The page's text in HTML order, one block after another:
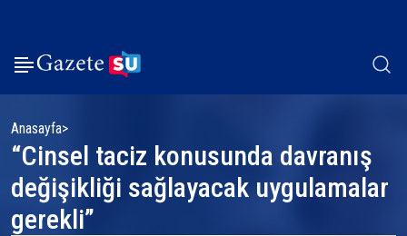
Anasayfa
“Cinsel taciz konusunda davranış
değişikliği sağlayacak uygulamalar
gerekli”